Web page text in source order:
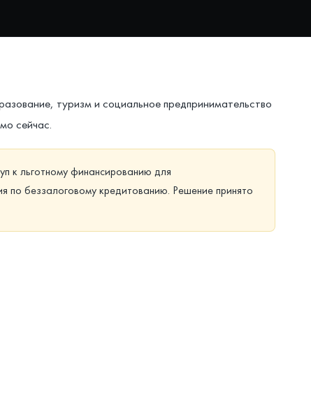
туризм и социальное предпринимательство
сейчас.
к льготному финансированию для
по беззалоговому кредитованию. Решение принято